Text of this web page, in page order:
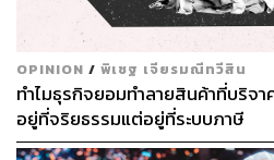
OPINION / พิเชฐ เจียรมณีทวีสิน
ทำไมธุรกิจยอมทำลายสินค้าที่บริจา
อยู่ที่จริยธรรมแต่อยู่ที่ระบบภาษี